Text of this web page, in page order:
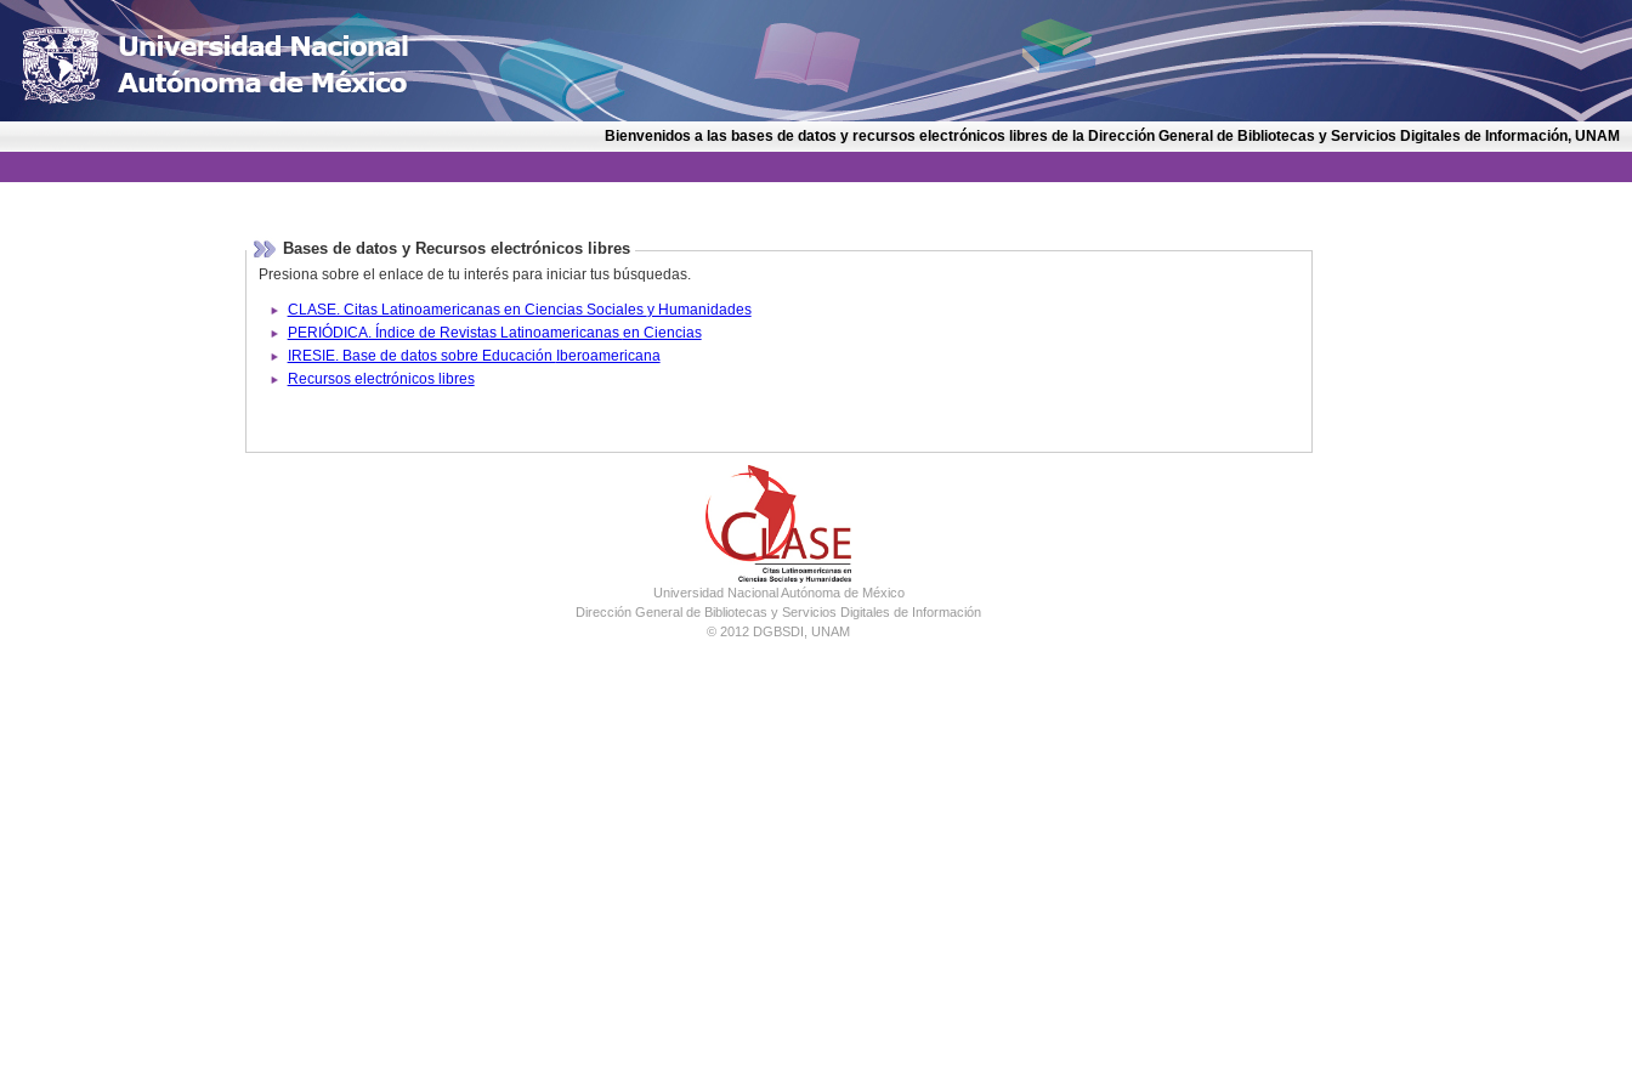
Bienvenidos a las bases de datos y recursos electrónicos libres de la Dirección General de Bibliotecas y Servicios Digitales de Información, UNAM
Bases de datos y Recursos electrónicos libres
Presiona sobre el enlace de tu interés para iniciar tus búsquedas.
CLASE. Citas Latinoamericanas en Ciencias Sociales y Humanidades
PERIÓDICA. Índice de Revistas Latinoamericanas en Ciencias
IRESIE. Base de datos sobre Educación Iberoamericana
Recursos electrónicos libres
Universidad Nacional Autónoma de México
Dirección General de Bibliotecas y Servicios Digitales de Información
© 2012 DGBSDI, UNAM